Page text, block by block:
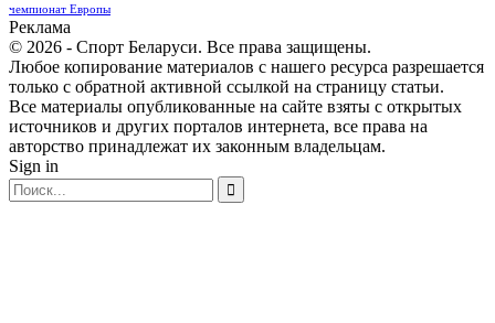
чемпионат Европы
Реклама
© 2026 - Спорт Беларуси. Все права защищены.
Любое копирование материалов с нашего ресурса разрешается
только с обратной активной ссылкой на страницу статьи.
Все материалы опубликованные на сайте взяты с открытых
источников и других порталов интернета, все права на
авторство принадлежат их законным владельцам.
Sign in